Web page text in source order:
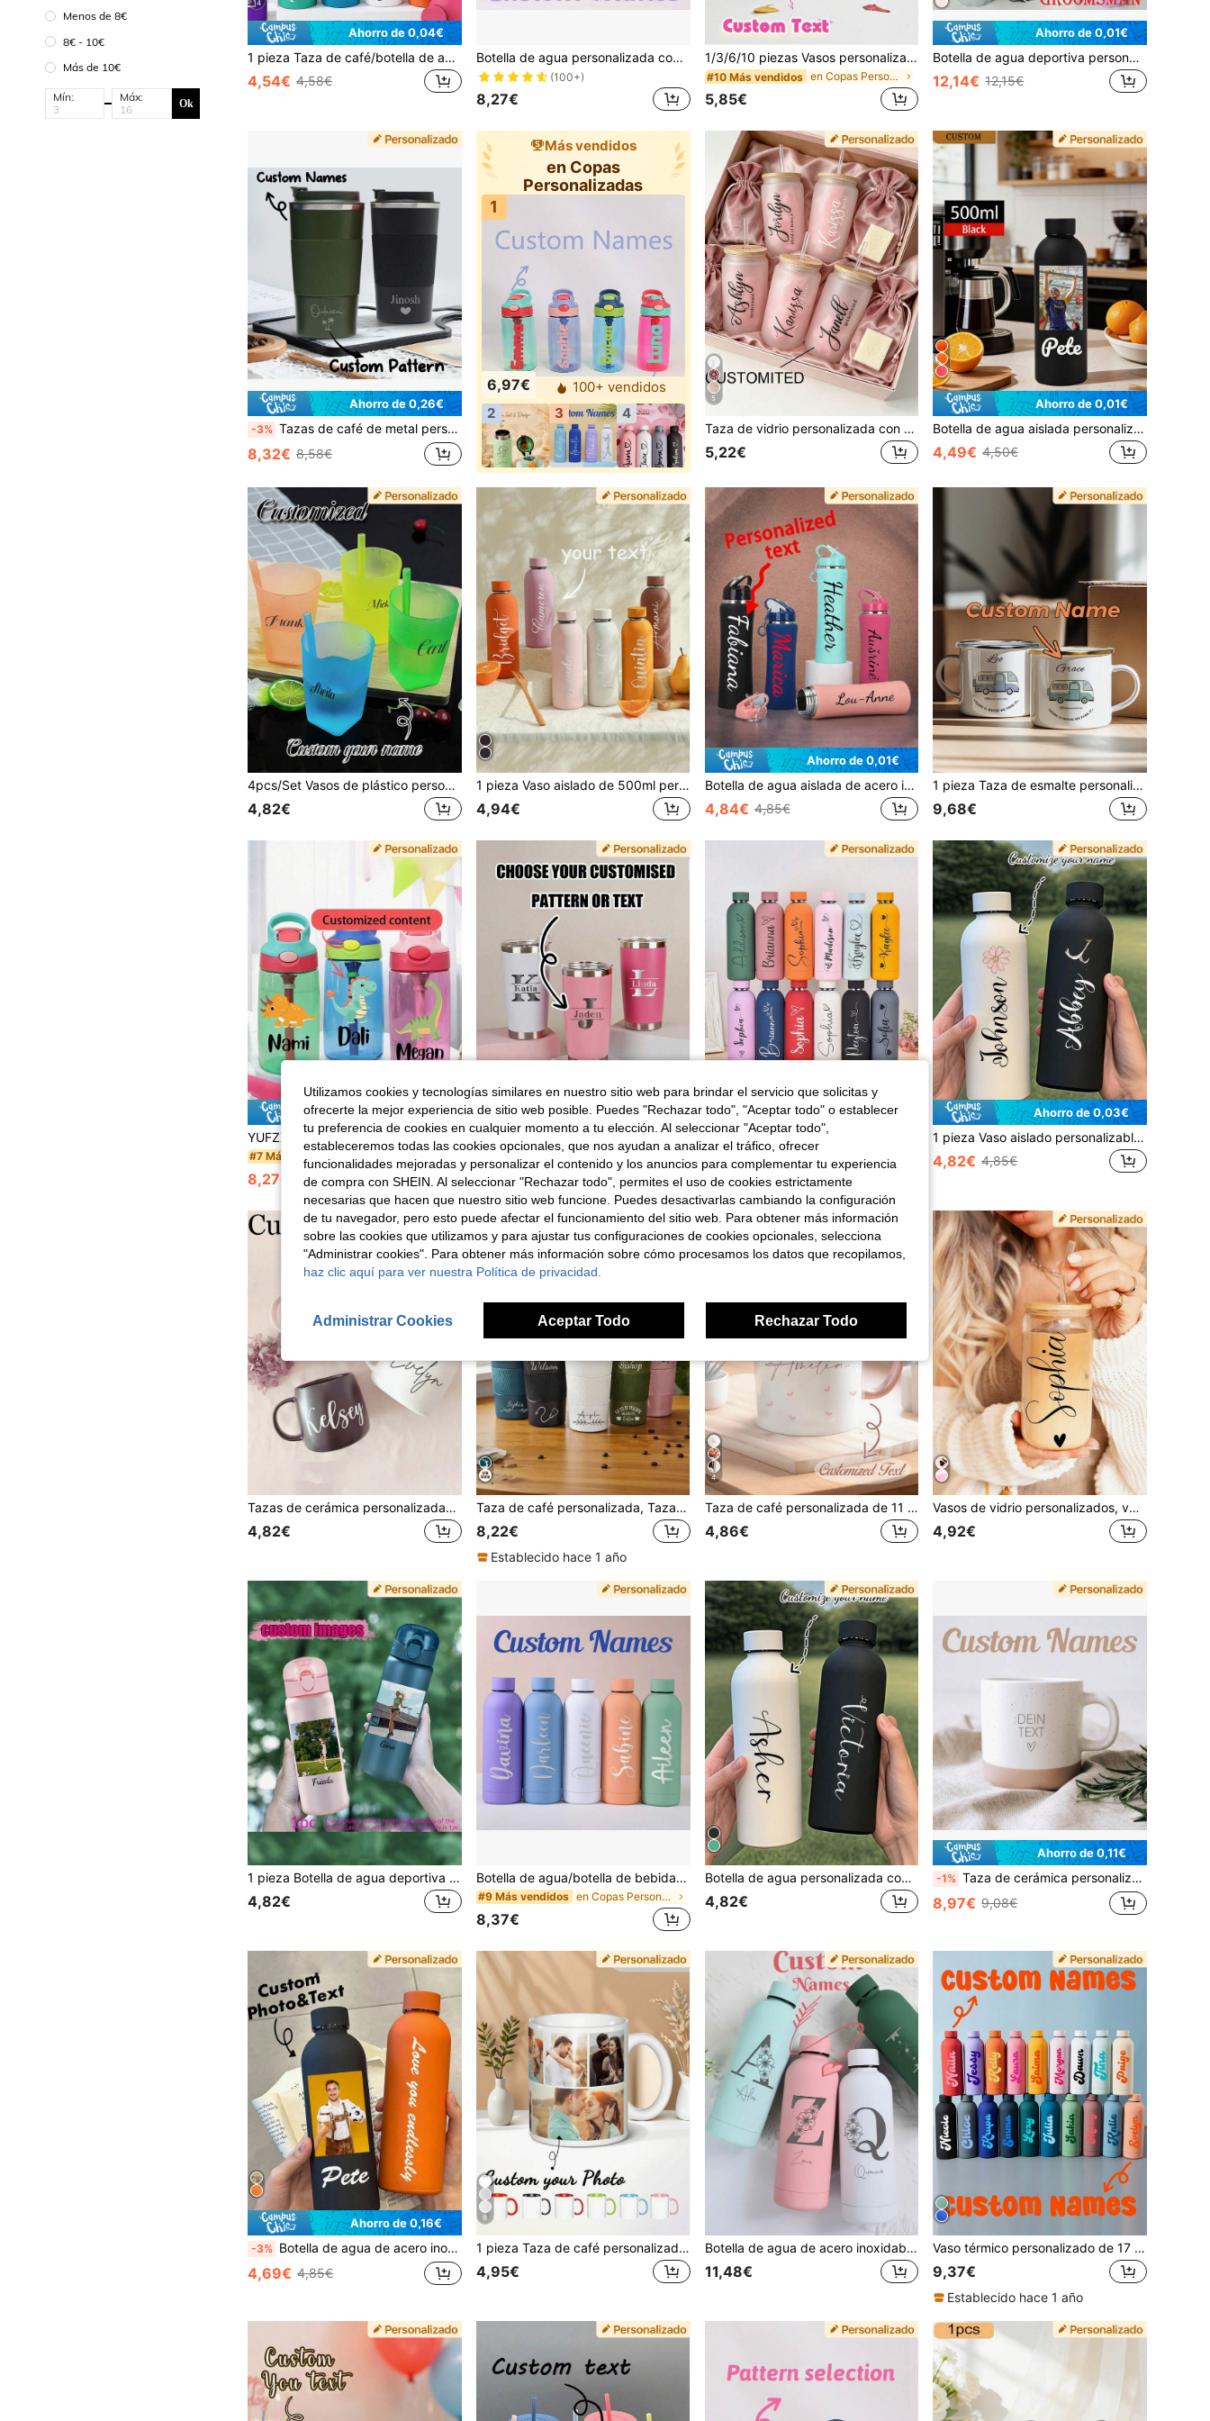
Menos de 8€
8€ - 10€
Más de 10€
Mín: Máx: Ok
14
Ahorro de 0,04€
1 pieza Taza de café/botella de agua de doble pared de acero inoxidable personalizada, taza de viaje aislada para deportes, 500ml/17oz taza con nombre personalizado, múltiples colores, adecuada como regalo de vuelta a la escuela, vacaciones y cumpleaños
4,54€ 4,58€
Botella de agua personalizada con grabado de nombre, taza aislada con patrón de flores de cumpleaños, regalo de Navidad para dama de honor, regalo para ella, taza personalizada, regalo personalizado, botellas de agua al por mayor, botella de agua para viajes, regalo para maestro, regalo único
(100+)
8,27€
1/3/6/10 piezas Vasos personalizados para bebidas frías de fiesta, adecuados para fiesta de boda, se puede imprimir nombre y título, material reforzado, con tapa y pajita, adecuados para boda, despedida de soltero, fiesta de cumpleaños, deportes al aire libre, playa
#10 Más vendidos en Copas Personalizadas
5,85€
Ahorro de 0,01€
Botella de agua deportiva personalizada grabada con pajita, botella de bebida de acero inoxidable de doble pared al vacío, regalo de boda, regalo de fitness/regreso a la escuela para él/ella
12,14€ 12,15€
Ahorro de 0,26€
-3% Tazas de café de metal personalizadas de 380ML, 510ML, Taza de viaje personalizada, Tazas de café/té de acero inoxidable grabadas personalizadas, Taza de viaje, Taza de café, Taza de viaje para caliente - frío, Regalo para él/ella, Regalos para empleadas mujeres compañeras de trabajo, Regalo de oficina para ella, Taza personalizada, Taza de viaje para café, Taza de café, Taza de café, Regalo para ella, Equipo de camping & senderismo, Multifuncional, Sofisticado, Compatible con portavasos de coche
8,32€ 8,58€
Más vendidos
en Copas
Personalizadas
1
6,97€
100+ vendidos
2
3 4
5
Taza de vidrio personalizada con tapa de bambú y pajita, taza de vidrio esmerilado o transparente, taza de bebida fría personalizada, taza de café helado, taza de café personalizada, taza de bebida fría popular, vajilla estética, regalo de dama de honor, favor de fiesta, regalo creativo para amigos, taza con nombre personalizado
5,22€
Ahorro de 0,01€
Botella de agua aislada personalizada, botella de agua aislada con nombre personalizable, botella de agua deportiva, adecuada para la escuela, viajes, oficina, gimnasio, estilo minimalista, multifuncional, decorativa, reutilizable, refinada, de alta calidad, linda, moderna, personalizable, cocina casera, regalo del Día del Padre
4,49€ 4,50€
4pcs/Set Vasos de plástico personalizados con pajitas integradas, Vasos portátiles de 12.17oz, Colores aleatorios, Perfectos para fiestas y reuniones familiares
4,82€
1 pieza Vaso aislado de 500ml personalizado, con nombre personalizado e impresión floral, taza de café recta, vaso para coche, vaso aislado personalizado, regalo de cumpleaños personalizado, regalo para dama de honor, regalo del Día de la Madre, personalizado de alta calidad exquisito
4,94€
Ahorro de 0,01€
Botella de agua aislada de acero inoxidable personalizada, botella de agua de fitness personalizada, botella de agua deportiva, con pajita, fácil de limpiar, adecuada para deportes, uso diario, también se puede regalar a familia, amigos, de alta calidad exquisita, regreso a la escuela
4,84€ 4,85€
1 pieza Taza de esmalte personalizada con nombre de 350ml con diseño de coche vintage, tazas DIY para jugo, leche, café helado, regalo personalizado para papá, amigos, familia, artículos esenciales de bebida para el hogar, oficina y cocina
9,68€
Ahorro de 0,07€
YUFZX 1 pieza Botella de agua personalizada para regreso a clases, botella de agua grabada personalizada, taza de camping y viaje, vaso térmico para frío y calor, botella de agua con tema de animales de dibujos animados, botella de agua para estudiantes, botella de agua deportiva, taza con pajita, suministros para campamento de verano, regalo de regreso a clases, regalo para el aula, regalo de cumpleaños, regalo del Día de San Valentín, regalo de Halloween, regalo de Navidad, artículos esenciales de cocina, regalo del Día de la Madre, botella de agua, vaso personalizado
#7 Más vendidos
8,27€ 8,34€
5
1 pieza Taza de viaje de acero inoxidable personalizada - Taza de café de doble aislamiento con opción de nombre personalizado | Acabado elegante de niebla | Reutilizable, multifuncional, regalo del Día del Padre
6,08€ 4,88€
Ahorro de 0,03€
1 pieza Vaso aislado personalizable de 500ml, se puede personalizar con nombre, taza de café cilíndrica recta, taza de viaje para coche, taza de acero inoxidable, regalo de cumpleaños, regalo para dama de honor, regalo del Día de la Madre, cocina & comedor, regalo personalizado
4,82€ 4,85€
Tazas de cerámica personalizadas, tazas de café, nombres y texto personalizables, regalos de boda, regalos del Día de San Valentín, regalos de cumpleaños, amantes del té, regalos de Acción de Gracias, para ella, él, novio, novia, familia, madre, padre, aniversario, regalo personalizado
4,82€
Taza de café personalizada, Taza de viaje para café, Taza de acero inoxidable aislada, Taza de viaje reutilizable, Vaso de café personalizado, Taza de acero inoxidable, Regalo para él, Regalo para ella, Taza de té, Regalos personalizados, Tonos tierra mate, Regalo del Día del Padre, Ideas de regalo
8,22€
Establecido hace 1 año
4
Taza de café personalizada de 11 oz - Taza de cerámica con nombre personalizado y diseño de chica linda y relajada, apta para lavavajillas y microondas, para bebidas calientes/frías, oficina, hogar, regalo de cumpleaños, Navidad, accesorios de barra de café, vajilla de oficina, ilustración juguetona, regalo reflexivo
4,86€
Vasos de vidrio personalizados, vaso para dama de honor, taza de café helado, regalos de propuesta para dama de honor, cristalería personalizada, regalo de cumpleaños para ella, vaso con forma de lata
4,92€
1 pieza Botella de agua deportiva personalizada, personalizable con foto y texto, botella de agua de plástico a prueba de fugas, 780ml/26oz con asa, botella de agua para viajes al aire libre, adecuada para fitness y viajes, regalo ideal de cumpleaños, regalo de graduación, regalo del Día de la Madre/Día del Padre
4,82€
Botella de agua/botella de bebida de acero inoxidable personalizada/regalo para despedida de soltera/padrino/damas de honor/regalo para él/botella aislada, botellas de agua, botella de agua con monograma, botellas grabadas, botella de agua personalizada, botella personalizada, botellas de agua a granel, botellas personalizadas, regalos para damas de honor, taza de agua deportiva, regalo para la fiesta nupcial, regalo para maestro, botella de agua de metal, regalo personalizado, diseño elegante, artículos esenciales de cocina, vaso personalizado con pajita
#9 Más vendidos en Copas Personalizadas
8,37€
Botella de agua personalizada con nombre y mes de cumpleaños, taza de café de acero inoxidable de doble pared aislada, botella deportiva para refrescos, taza portátil para bebidas calientes, regalo personalizado para hombres, familia y amigos, regalo del Día del Padre
4,82€
Ahorro de 0,11€
-1% Taza de cerámica personalizada con tu texto, taza de gres con grabado personalizado y base sin esmaltar, taza de café individual hecha de porcelana de gres, taza de regalo única hecha a mano para maestros y artículos de café personalizados, estilo granja
8,97€ 9,08€
Ahorro de 0,16€
-3% Botella de agua de acero inoxidable de doble pared con aislamiento al vacío personalizada con foto y nombre, estilo minimalista diario, personalizada con foto y nombre, taza de bebida práctica y de moda para uso diario, regalo atento para amigos, familiares y seres queridos
4,69€ 4,85€
8
1 pieza Taza de café personalizada, personaliza tu foto/nombre, regalo ideal para festivales, aniversarios, recuerdos para familias & amigos, adecuado para empresas, individuos, oficinas, hogar.
4,95€
Botella de agua de acero inoxidable personalizada, recuerdo de boda para damas de honor y padrinos, regalo para maestro, mamá y papá, regalo de boda para invitados
11,48€
Vaso térmico personalizado de 17 oz, taza de viaje grabada a medida, vaso de playa, vaso de acero inoxidable, regalo de fin de semana para la novia, vaso térmico grabado con láser, vaso térmico personalizado, artículos esenciales de playa, regalo de cumpleaños
9,37€
Establecido hace 1 año
Utilizamos cookies y tecnologías similares en nuestro sitio web para brindar el servicio que solicitas y
ofrecerte la mejor experiencia de sitio web posible. Puedes "Rechazar todo", "Aceptar todo" o establecer
tu preferencia de cookies en cualquier momento a tu elección. Al seleccionar "Aceptar todo",
estableceremos todas las cookies opcionales, que nos ayudan a analizar el tráfico, ofrecer
funcionalidades mejoradas y personalizar el contenido y los anuncios para complementar tu experiencia
de compra con SHEIN. Al seleccionar "Rechazar todo", permites el uso de cookies estrictamente
necesarias que hacen que nuestro sitio web funcione. Puedes desactivarlas cambiando la configuración
de tu navegador, pero esto puede afectar el funcionamiento del sitio web. Para obtener más información
sobre las cookies que utilizamos y para ajustar tus configuraciones de cookies opcionales, selecciona
"Administrar cookies". Para obtener más información sobre cómo procesamos los datos que recopilamos,
haz clic aquí para ver nuestra Política de privacidad.
Administrar Cookies Aceptar Todo Rechazar Todo